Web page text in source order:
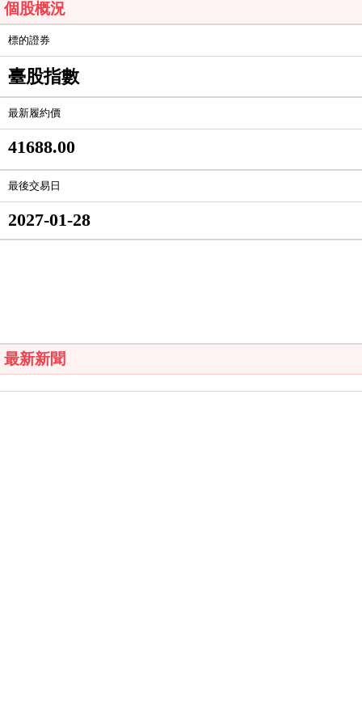
個股概況
標的證券
臺股指數
最新履約價
41688.00
最後交易日
2027-01-28
最新新聞